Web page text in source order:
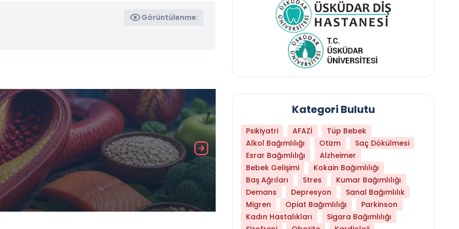
Görüntülenme:
Daha Az Protein Tüketmek Yaşlanmayı
Kategori Bulutu
Psikiyatri AFAZİ
Tüp Bebek
Alkol Bağımlılığı
Otizm
Saç Dökülmesi
Esrar Bağımlılığı
Alzheimer
Bebek Gelişimi
Kokain Bağımlılığı
Baş Ağrıları
Stres
Kumar Bağımlılığı
Demans
Depresyon
Sanal Bağımlılık
Migren
Opiat Bağımlılığı
Parkinson
Kadın Hastalıkları
Sigara Bağımlılığı